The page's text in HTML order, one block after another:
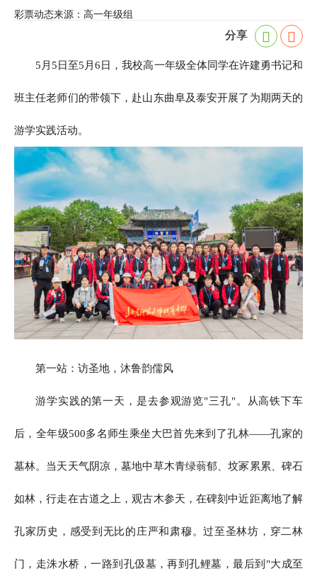
彩票动态来源：高一年级组
分享
5 月5日至5月6日，我校高一年级全体同学在许建勇书记和
班主任老师们的带领下，赴山东曲阜及泰安开展了为期两天的
游学实践活动。
第一站：访圣地，沐鲁韵儒风
游学实践的第一天，是去参观游览"三孔"。从高铁下车
后，全年级500多名师生乘坐大巴首先来到了孔林——孔家的
墓林。当天天气阴凉，墓地中草木青绿蓊郁、坟冢累累、碑石
如林，行走在古道之上，观古木参天，在碑刻中近距离地了解
孔家历史，感受到无比的庄严和肃穆。过至圣林坊，穿二林
门，走洙水桥，一路到孔伋墓，再到孔鲤墓，最后到"大成至